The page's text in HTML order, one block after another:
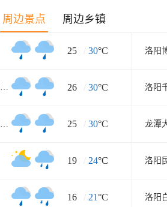
周边景点 周边乡镇
25 / 30°C 洛阳
八路军驻洛办事处纪念馆 26 / 30°C 洛阳
周王城天子驾六博物馆 25 / 30°C 龙潭
19 / 24°C 洛阳
16 / 21°C 洛阳